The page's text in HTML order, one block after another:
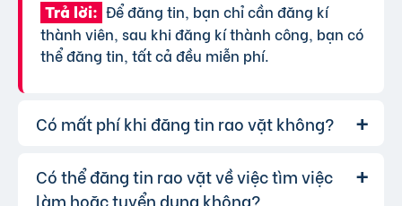
Trả lời: Để đăng tin, bạn chỉ cần đăng kí
thành viên, sau khi đăng kí thành công, bạn có
thể đăng tin, tất cả đều miễn phí.
Có mất phí khi đăng tin rao vặt không?
Trả lời: Chúng tôi cung cấp gói đăng tin miễn
phí cơ bản cho tất cả người dùng. Tuy nhiên, để
Có thể đăng tin rao vặt về việc tìm việc
làm hoặc tuyển dụng không?